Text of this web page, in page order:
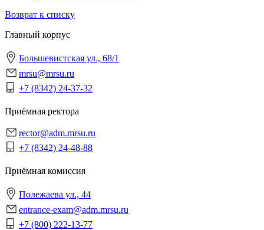
Возврат к списку
Главный корпус
Большевистская ул., 68/1
mrsu@mrsu.ru
+7 (8342) 24-37-32
Приёмная ректора
rector@adm.mrsu.ru
+7 (8342) 24-48-88
Приёмная комиссия
Полежаева ул., 44
entrance-exam@adm.mrsu.ru
+7 (800) 222-13-77